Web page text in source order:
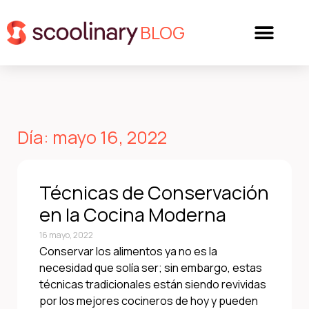
BLOG
Día: mayo 16, 2022
Técnicas de Conservación
en la Cocina Moderna
16 mayo, 2022
Conservar los alimentos ya no es la
necesidad que solía ser; sin embargo, estas
técnicas tradicionales están siendo revividas
por los mejores cocineros de hoy y pueden